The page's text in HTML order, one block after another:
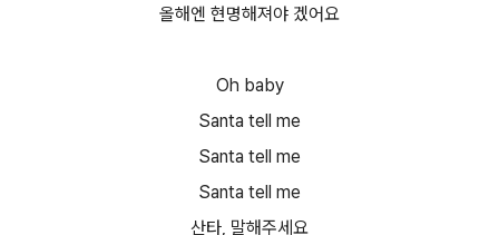
올해엔 현명해져야 겠어요​
Oh baby
Santa tell me
Santa tell me
Santa tell me
산타, 말해주세요​